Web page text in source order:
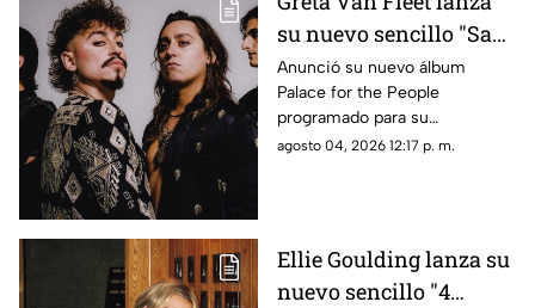
su nuevo sencillo "Saw
you stand"
Anunció su nuevo álbum
Palace for the People
programado para su
lanzamiento el 9 de octubre
agosto 04, 2026 12:17 p. m.
Ellie Goulding lanza su
nuevo sencillo "4